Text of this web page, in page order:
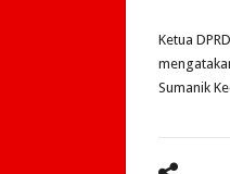
Ketua
Sumanik